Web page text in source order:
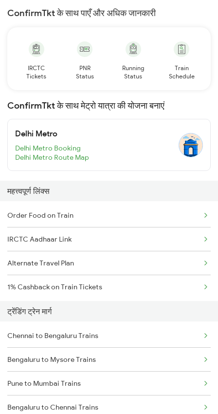
ConfirmTkt के साथ पाएँ और अधिक जानकारी
IRCTC
Tickets
PNR
Status
Running
Status
Train
Schedule
ConfirmTkt के साथ मेट्रो यात्रा की योजना बनाएं
Delhi Metro
Delhi Metro Booking
Delhi Metro Route Map
महत्त्वपूर्ण लिंक्स
Order Food on Train
IRCTC Aadhaar Link
Alternate Travel Plan
1% Cashback on Train Tickets
ट्रेंडिंग ट्रेन मार्ग
Chennai to Bengaluru Trains
Bengaluru to Mysore Trains
Pune to Mumbai Trains
Bengaluru to Chennai Trains